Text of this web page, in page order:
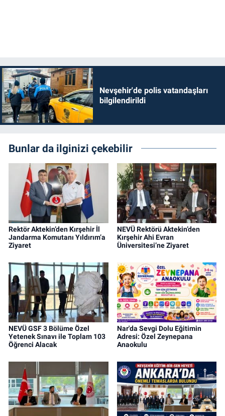
Nevşehir'de polis vatandaşları
bilgilendirildi
Bunlar da ilginizi çekebilir
Rektör Aktekin’den Kırşehir İl
Jandarma Komutanı Yıldırım’a
Ziyaret
NEVÜ Rektörü Aktekin’den
Kırşehir Ahi Evran
Üniversitesi’ne Ziyaret
NEVÜ GSF 3 Bölüme Özel
Yetenek Sınavı ile Toplam 103
Öğrenci Alacak
Nar'da Sevgi Dolu Eğitimin
Adresi: Özel Zeynepana
Anaokulu